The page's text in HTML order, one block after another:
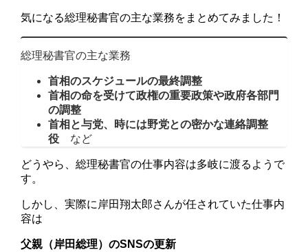
気になる総理秘書官の主な業務をまとめてみました！
総理秘書官の主な業務
首相のスケジュールの最終調整
首相の命を受けて政権の重要政策や政府各部門
の調整
首相と与党、時には野党との密かな連絡調整
役 など
どうやら、総理秘書官の仕事内容は多岐に渡るようで
す。
しかし、実際に岸田翔太郎さんが任されていた仕事内
容は
父親（岸田総理）のSNSの更新